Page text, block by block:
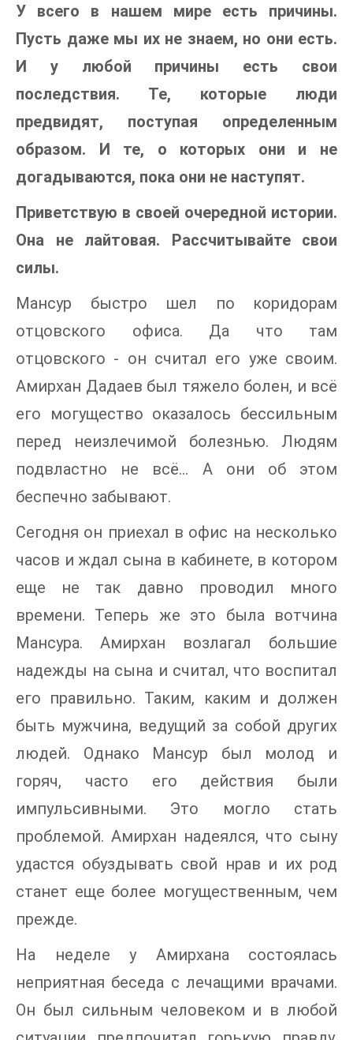
У всего в нашем мире есть причины.
Пусть даже мы их не знаем, но они есть.
И у любой причины есть свои
последствия. Те, которые люди
предвидят, поступая определенным
образом. И те, о которых они и не
догадываются, пока они не наступят.
Приветствую в своей очередной истории.
Она не лайтовая. Рассчитывайте свои
силы.
Мансур быстро шел по коридорам
отцовского офиса. Да что там
отцовского - он считал его уже своим.
Амирхан Дадаев был тяжело болен, и всё
его могущество оказалось бессильным
перед неизлечимой болезнью. Людям
подвластно не всё... А они об этом
беспечно забывают.
Сегодня он приехал в офис на несколько
часов и ждал сына в кабинете, в котором
еще не так давно проводил много
времени. Теперь же это была вотчина
Мансура. Амирхан возлагал большие
надежды на сына и считал, что воспитал
его правильно. Таким, каким и должен
быть мужчина, ведущий за собой других
людей. Однако Мансур был молод и
горяч, часто его действия были
импульсивными. Это могло стать
проблемой. Амирхан надеялся, что сыну
удастся обуздывать свой нрав и их род
станет еще более могущественным, чем
прежде.
На неделе у Амирхана состоялась
неприятная беседа с лечащими врачами.
Он был сильным человеком и в любой